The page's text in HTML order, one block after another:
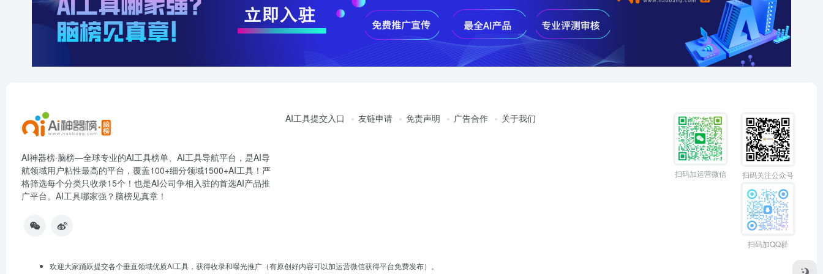
AI神器榜·脑榜—全球专业的AI工具榜单、AI工具导航平台，是AI导
航领域用户粘性最高的平台，覆盖100+细分领域1500+AI工具！严
格筛选每个分类只收录15个！也是AI公司争相入驻的首选AI产品推
广平台。AI工具哪家强？脑榜见真章！
AI工具提交入口 友链申请 免责声明 广告合作 关于我们
扫码加运营微信 扫码关注公众号
扫码加QQ群
欢迎大家踊跃提交各个垂直领域优质AI工具，获得收录和曝光推广（有原创好内容可以加运营微信获得平台免费发布）。